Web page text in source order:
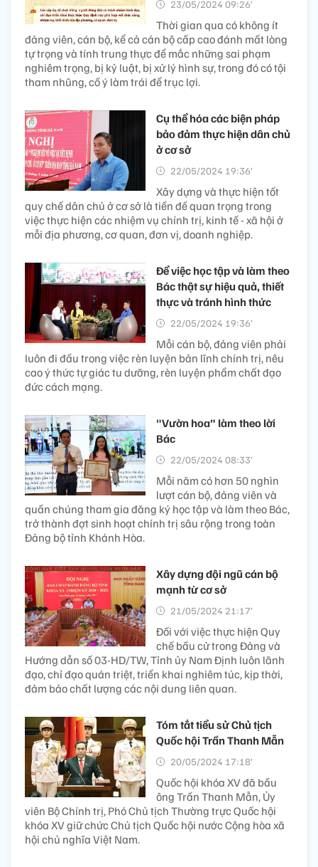
23/05/2024 09:26’
Thời gian qua có không ít
đảng viên, cán bộ, kể cả cán bộ cấp cao đánh mất lòng
tự trọng và tính trung thực để mắc những sai phạm
nghiêm trọng, bị kỷ luật, bị xử lý hình sự, trong đó có tội
tham nhũng, cố ý làm trái để trục lợi.
Cụ thể hóa các biện pháp
bảo đảm thực hiện dân chủ
ở cơ sở
22/05/2024 19:36’
Xây dựng và thực hiện tốt
quy chế dân chủ ở cơ sở là tiền đề quan trọng trong
việc thực hiện các nhiệm vụ chính trị, kinh tế - xã hội ở
mỗi địa phương, cơ quan, đơn vị, doanh nghiệp.
Để việc học tập và làm theo
Bác thật sự hiệu quả, thiết
thực và tránh hình thức
22/05/2024 19:36’
Mỗi cán bộ, đảng viên phải
luôn đi đầu trong việc rèn luyện bản lĩnh chính trị, nêu
cao ý thức tự giác tu dưỡng, rèn luyện phẩm chất đạo
đức cách mạng.
"Vườn hoa” làm theo lời
Bác
22/05/2024 08:33’
Mỗi năm có hơn 50 nghìn
lượt cán bộ, đảng viên và
quần chúng tham gia đăng ký học tập và làm theo Bác,
trở thành đợt sinh hoạt chính trị sâu rộng trong toàn
Đảng bộ tỉnh Khánh Hòa.
Xây dựng đội ngũ cán bộ
mạnh từ cơ sở
21/05/2024 21:17’
Đối với việc thực hiện Quy
chế bầu cử trong Đảng và
Hướng dẫn số 03-HD/TW, Tỉnh ủy Nam Định luôn lãnh
đạo, chỉ đạo quán triệt, triển khai nghiêm túc, kịp thời,
đảm bảo chất lượng các nội dung liên quan.
Tóm tắt tiểu sử Chủ tịch
Quốc hội Trần Thanh Mẫn
20/05/2024 17:18’
Quốc hội khóa XV đã bầu
ông Trần Thanh Mẫn, Ủy
viên Bộ Chính trị, Phó Chủ tịch Thường trực Quốc hội
khóa XV giữ chức Chủ tịch Quốc hội nước Cộng hòa xã
hội chủ nghĩa Việt Nam.